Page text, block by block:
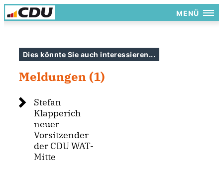
MENÜ
Dies könnte Sie auch interessieren...
Meldungen (1)
Stefan
Klapperich
neuer
Vorsitzender
der CDU WAT-
Mitte